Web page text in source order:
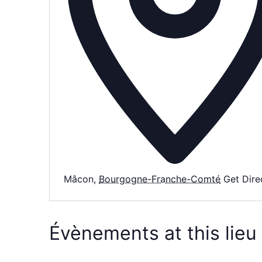
Mâcon, Bourgogne-Franche-Comté Get
Évènements at this lieu